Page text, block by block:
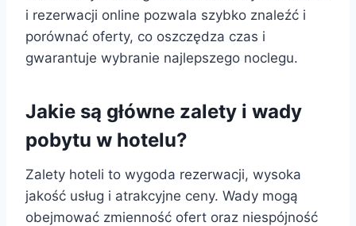
i rezerwacji online pozwala szybko znaleźć i
porównać oferty, co oszczędza czas i
gwarantuje wybranie najlepszego noclegu.
Jakie są główne zalety i wady
pobytu w hotelu?
Zalety hoteli to wygoda rezerwacji, wysoka
jakość usług i atrakcyjne ceny. Wady mogą
obejmować zmienność ofert oraz niespójność